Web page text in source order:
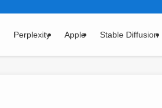
Perplexity Apple Stable Diffusion